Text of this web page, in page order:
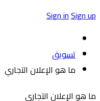
Sign inSign up
تسويق
ما هو الإعلان التجاري
ما هو الإعلان التجاري